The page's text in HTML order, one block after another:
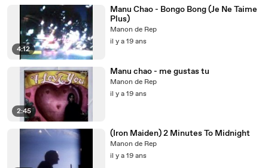
4:12
Manu Chao - Bongo Bong (Je Ne Taime
Plus)
Manon de Rep
il y a 19 ans
2:45
Manu chao - me gustas tu
Manon de Rep
il y a 19 ans
(Iron Maiden) 2 Minutes To Midnight
Manon de Rep
il y a 19 ans